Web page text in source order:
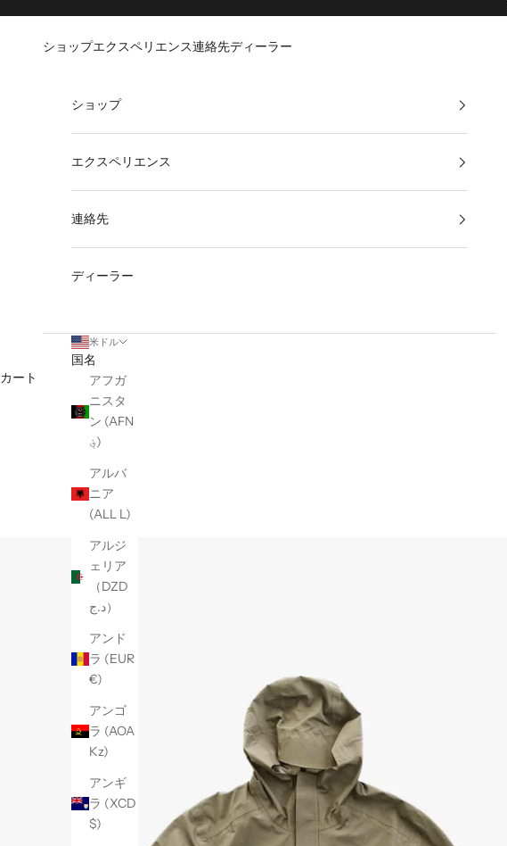
ショップエクスペリエンス連絡先ディーラー
ショップ
エクスペリエンス
連絡先
ディーラー
米ドル
国名
アフガ
ニスタ
ン (AFN
؋)
アルバ
ニア
(ALL L)
アルジ
ェリア
（DZD
د.ج）
アンド
ラ (EUR
€)
アンゴ
ラ (AOA
Kz)
アンギ
ラ (XCD
$)
カート